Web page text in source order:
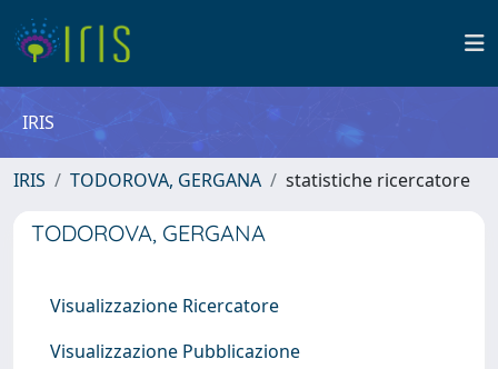
IRIS
IRIS TODOROVA, GERGANA statistiche ricercatore
TODOROVA, GERGANA
Visualizzazione Ricercatore
Visualizzazione Pubblicazione